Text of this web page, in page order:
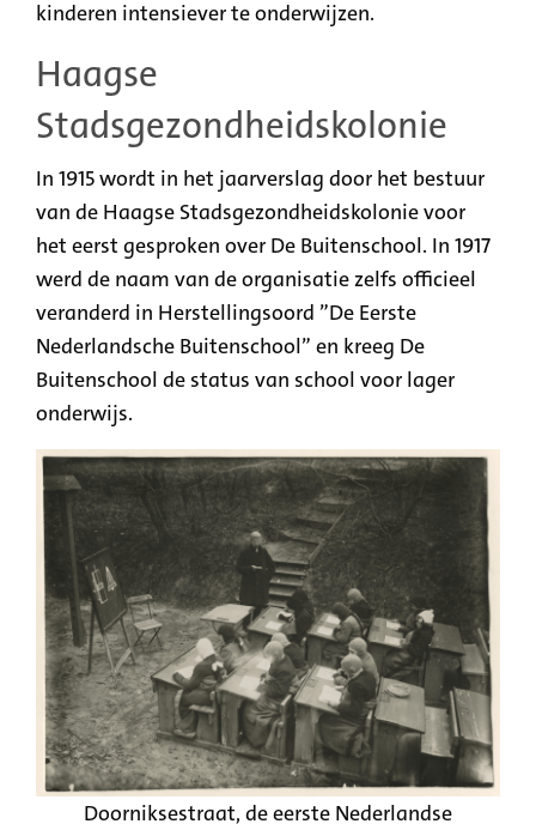
kinderen intensiever te onderwijzen.
Haagse
Stadsgezondheidskolonie
In 1915 wordt in het jaarverslag door het bestuur
van de Haagse Stadsgezondheidskolonie voor
het eerst gesproken over De Buitenschool. In 1917
werd de naam van de organisatie zelfs officieel
veranderd in Herstellingsoord ”De Eerste
Nederlandsche Buitenschool” en kreeg De
Buitenschool de status van school voor lager
onderwijs.
Doorniksestraat, de eerste Nederlandse